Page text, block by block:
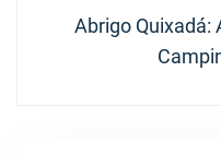
Next
Abrigo Quixadá: